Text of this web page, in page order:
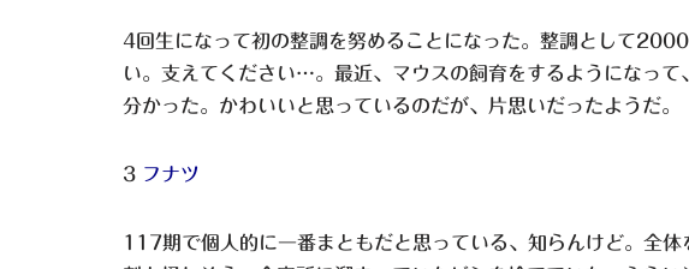
4回生になって初の整調を努めることになった。整調として
い。支えてください…。最近、マウスの飼育をするようになっ
分かった。かわいいと思っているのだが、片思いだったようだ。
3 フナツ
117期で個人的に一番まともだと思っている、知らんけど。全